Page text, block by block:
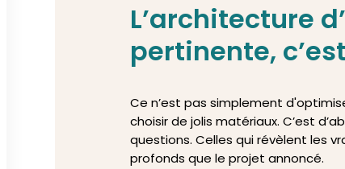
L’architecture
pertinente,
Ce n’est pas simplement
choisir de jolis matériaux. C’est
questions. Celles qui révèlent les
profonds que le projet annoncé.